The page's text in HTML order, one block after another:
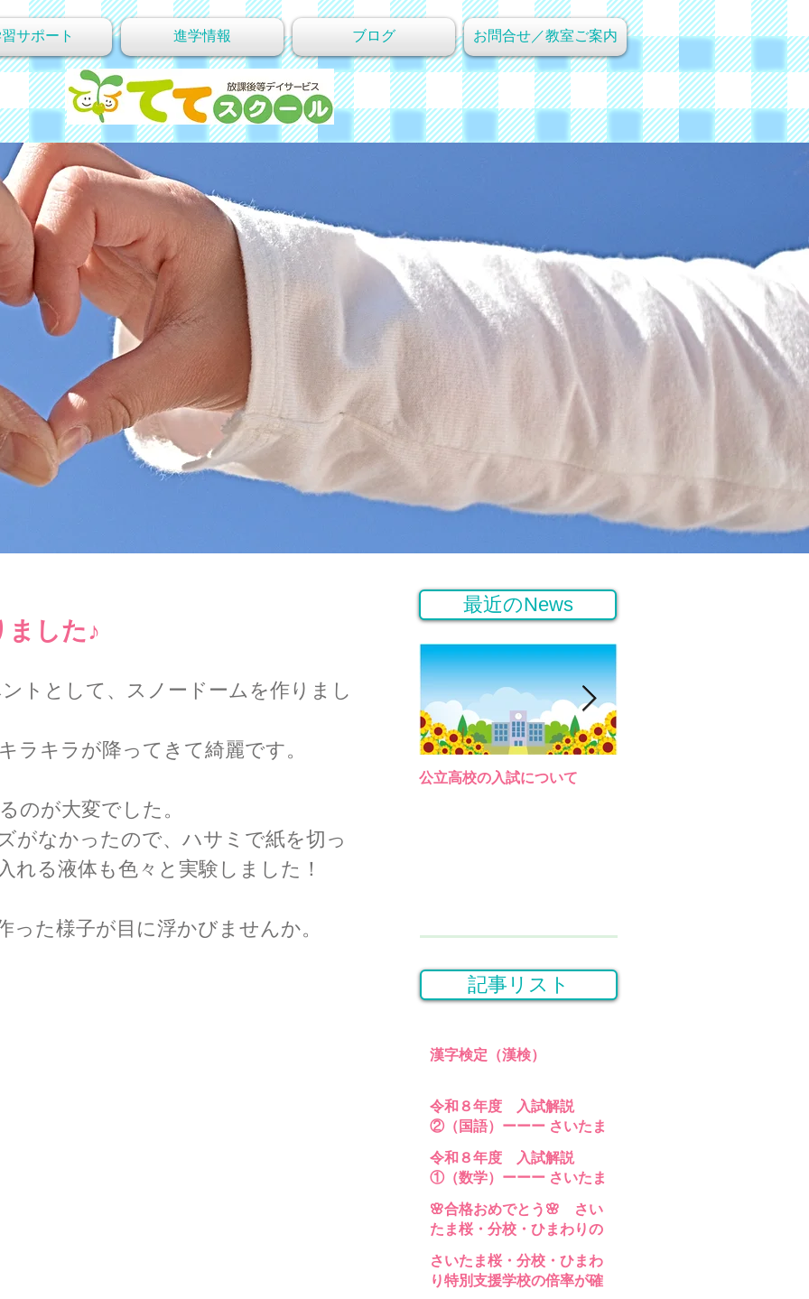
サポート 進学情報 ブログ お問合せ／教室ご案内
最近のNews
公立高校の入試について
記事リスト
漢字検定（漢検）
令和８年度 入試解説
②（国語）ーーー さいたま
支援 高等部分校 の入試問題
令和８年度 入試解説
①（数学）ーーー さいたま
支援 高等部分校 の入試問題
🌸合格おめでとう🌸 さい
たま桜・分校・ひまわりの
さいたま桜・分校・ひまわ
り特別支援学校の倍率が確
した♪
ラキラが降ってきて綺麗です。
のが大変でした。
がなかったので、ハサミで紙を切っ
れる液体も色々と実験しました！
った様子が目に浮かびませんか。